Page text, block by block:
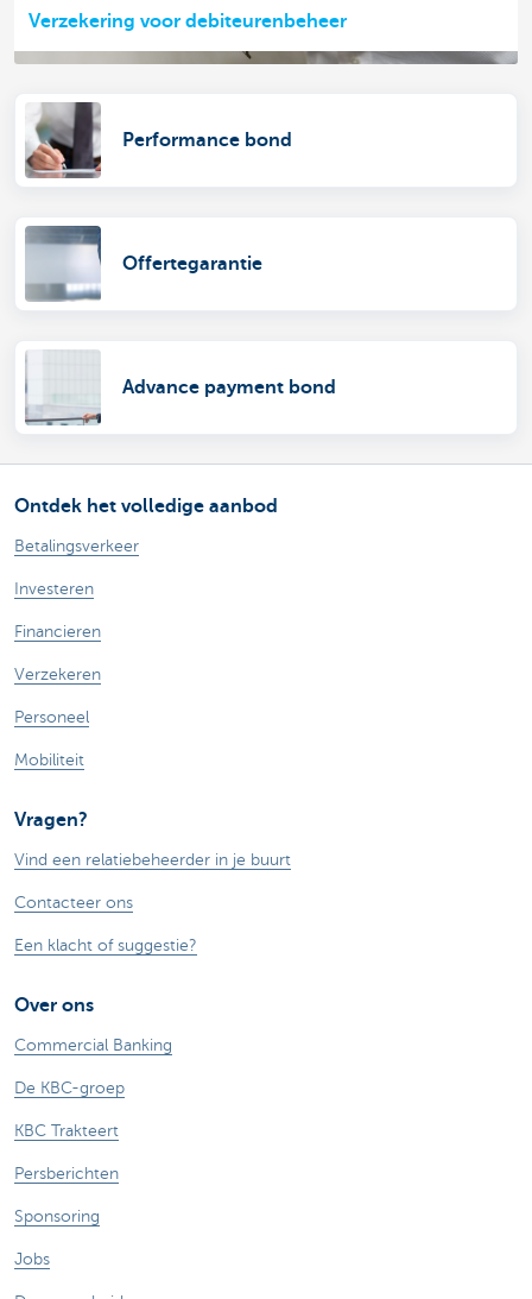
Verzekering voor debiteurenbeheer
Performance bond
Offertegarantie
Advance payment bond
Ontdek het volledige aanbod
Betalingsverkeer
Investeren
Financieren
Verzekeren
Personeel
Mobiliteit
Vragen?
Vind een relatiebeheerder in je buurt
Contacteer ons
Een klacht of suggestie?
Over ons
Commercial Banking
De KBC-groep
KBC Trakteert
Persberichten
Sponsoring
Jobs